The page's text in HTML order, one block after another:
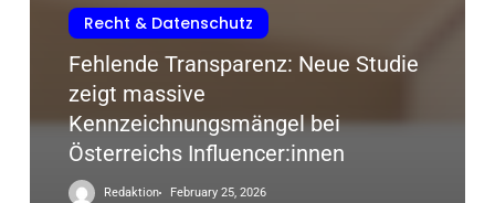
Recht & Datenschutz
Fehlende Transparenz: Neue Studie
zeigt massive
Kennzeichnungsmängel bei
Österreichs Influencer:innen
Redaktion February 25, 2026